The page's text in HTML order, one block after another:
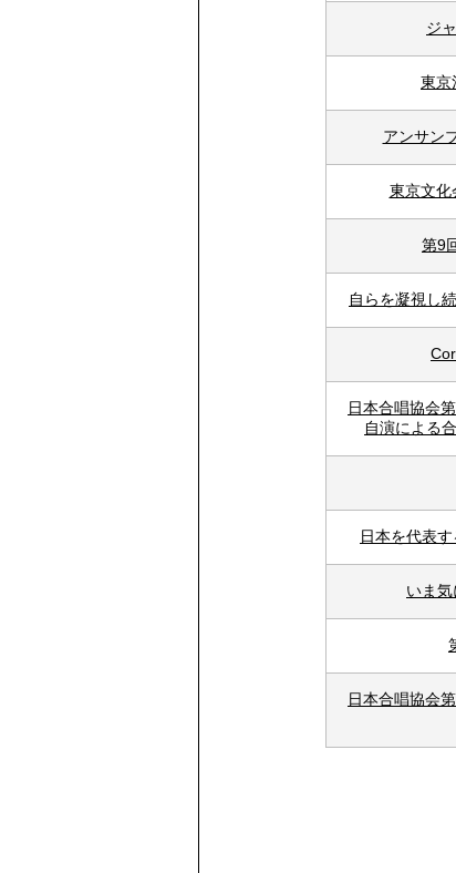
ジ
東
アンサン
東京文
第9
自らを凝視し
日本合唱協会
自演による
日本を代表
いま
日本合唱協会